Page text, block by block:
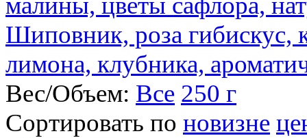
Шиповник, роза гибискус,
лимона, клубника,
Вес/Объем: Все 250 г
Сортировать по новизне